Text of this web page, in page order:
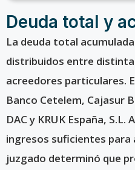
Deuda total y
La deuda total
distribuidos entre
acreedores particulares.
Banco Cetelem, Cajasur
DAC y KRUK España,
ingresos suficientes
juzgado determinó que